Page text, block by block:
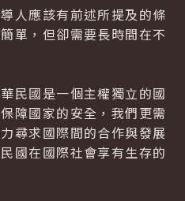
應該有前述所提及的條
單，但卻需要長時間在不
國是一個主權獨立的國
障國家的安全，我們更需
尋求國際間的合作與發展
國在國際社會享有生存的